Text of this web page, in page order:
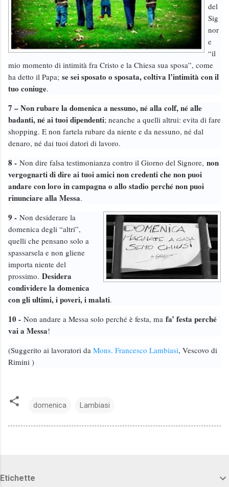
del
Sig
nor
e
“il
mio momento di intimità fra Cristo e la Chiesa sua sposa”, come
ha detto il Papa; se sei sposato o sposata, coltiva l’intimità con il
tuo coniuge.
7 – Non rubare la domenica a nessuno, né alla colf, né alle
badanti, né ai tuoi dipendenti; neanche a quelli altrui: evita di fare
shopping. E non fartela rubare da niente e da nessuno, né dal
denaro, né dai tuoi datori di lavoro.
8 - Non dire falsa testimonianza contro il Giorno del Signore, non
vergognarti di dire ai tuoi amici non credenti che non puoi
andare con loro in campagna o allo stadio perché non puoi
rinunciare alla Messa.
9 - Non desiderare la
domenica degli “altri”,
quelli che pensano solo a
spassarsela e non gliene
importa niente del
prossimo. Desidera
condividere la domenica
con gli ultimi, i poveri, i malati.
10 - Non andare a Messa solo perché è festa, ma fa’ festa perché
vai a Messa!
(Suggerito ai lavoratori da Mons. Francesco Lambiasi, Vescovo di
Rimini )
domenica Lambiasi
Etichette